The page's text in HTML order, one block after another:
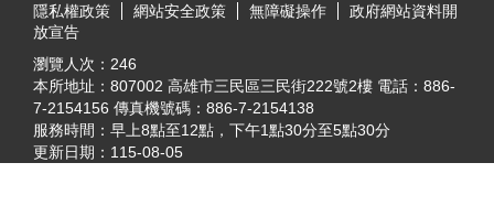
隱私權政策
網站安全政策 無障礙操作
政府網站資料開
放宣告
瀏覽人次： 246
本所地址：807002 高雄市三民區三民街222號2樓 電話：886-
7-2154156 傳真機號碼：886-7-2154138
服務時間：早上8點至12點，下午1點30分至5點30分
更新日期： 115-08-05